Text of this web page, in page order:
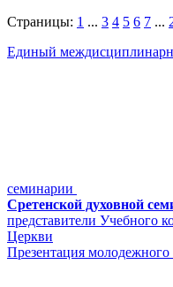
Страницы: 1 ... 3 4 5 6 7 ...
Единый
семинарии
Сретенской духовной
представители Учебного
Церкви
Презентация молодежного